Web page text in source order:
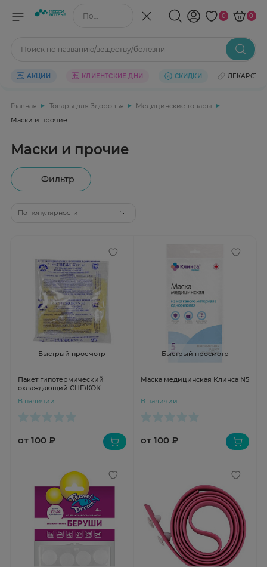
Поиск по названию/веществу 0 0
Поиск по названию/веществу/болезни
АКЦИИ КЛИЕНТСКИЕ ДНИ СКИДКИ ЛЕКАРСТВА
Главная Товары для Здоровья
Медицинские товары
Маски и прочие
Маски и прочие
Фильтр
По популярности
Быстрый просмотр
Пакет гипотермический
охлаждающий СНЕЖОК
В наличии
от 100 ₽
Быстрый просмотр
Маска медицинская Клинса N5
В наличии
от 100 ₽